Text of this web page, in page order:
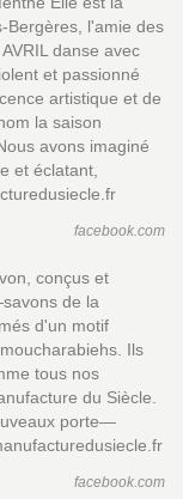
Bergères, l'amie des
danse avec
et passionné
artistique et de
la saison
avons imaginé
et éclatant,
facebook.com
conçus et
de la
d'un motif
Ils
tous nos
du Siècle.
porte—
facebook.com